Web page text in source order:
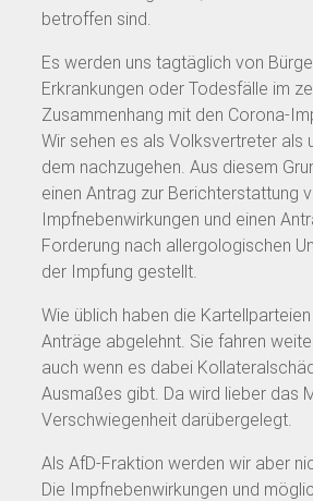
betroffen sind.
Es werden uns tagtäglich von
Erkrankungen oder Todesfälle im
Zusammenhang mit den Corona-
Wir sehen es als Volksvertreter als
dem nachzugehen. Aus diesem
einen Antrag zur Berichterstattung
Impfnebenwirkungen und einen
Forderung nach allergologischen
der Impfung gestellt.
Wie üblich haben die
Anträge abgelehnt. Sie fahren
auch wenn es dabei
Ausmaßes gibt. Da wird lieber das
Verschwiegenheit darübergelegt.
Als AfD-Fraktion werden wir aber
Die Impfnebenwirkungen und